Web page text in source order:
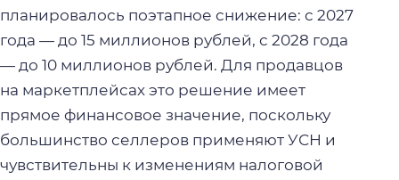
планировалось поэтапное снижение: с 2027
года — до 15 миллионов рублей, с 2028 года
— до 10 миллионов рублей. Для продавцов
на маркетплейсах это решение имеет
прямое финансовое значение, поскольку
большинство селлеров применяют УСН и
чувствительны к изменениям налоговой